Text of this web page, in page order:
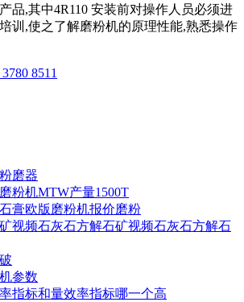
品,其中4R110 安装前对操作人员必须进
训,使之了解磨粉机的原理性能,熟悉操作
8511
磨器
粉机MTW产量1500T
膏欧版磨粉机报价磨粉
视频石灰石方解石矿视频石灰石方解石
参数
指标和量效率指标哪一个高